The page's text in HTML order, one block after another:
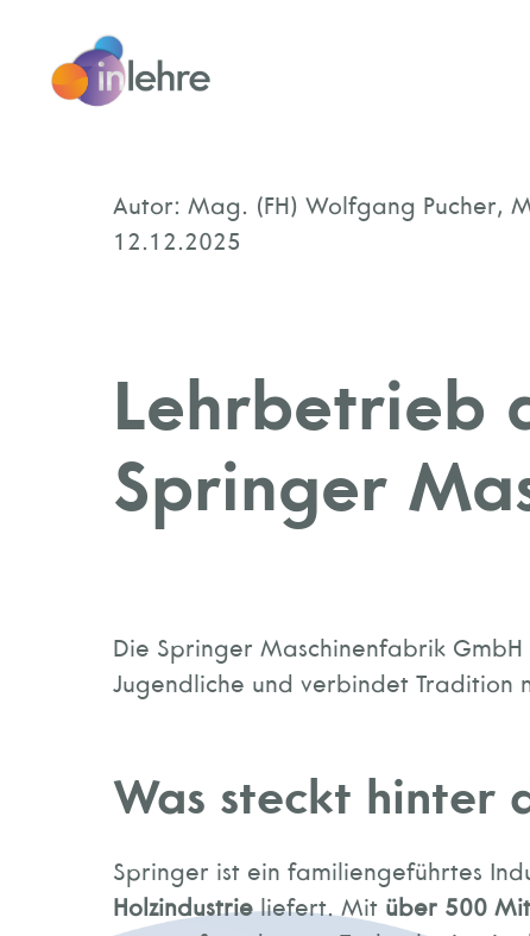
Autor: Mag. (FH) Wolfgang Pucher,
12.12.2025
Lehrbetrieb
Springer
Die Springer Maschinenfabrik GmbH
Jugendliche und verbindet Tradition
Was steckt hinter
Springer ist ein familiengeführtes
Holzindustrieliefert. Mit über 500